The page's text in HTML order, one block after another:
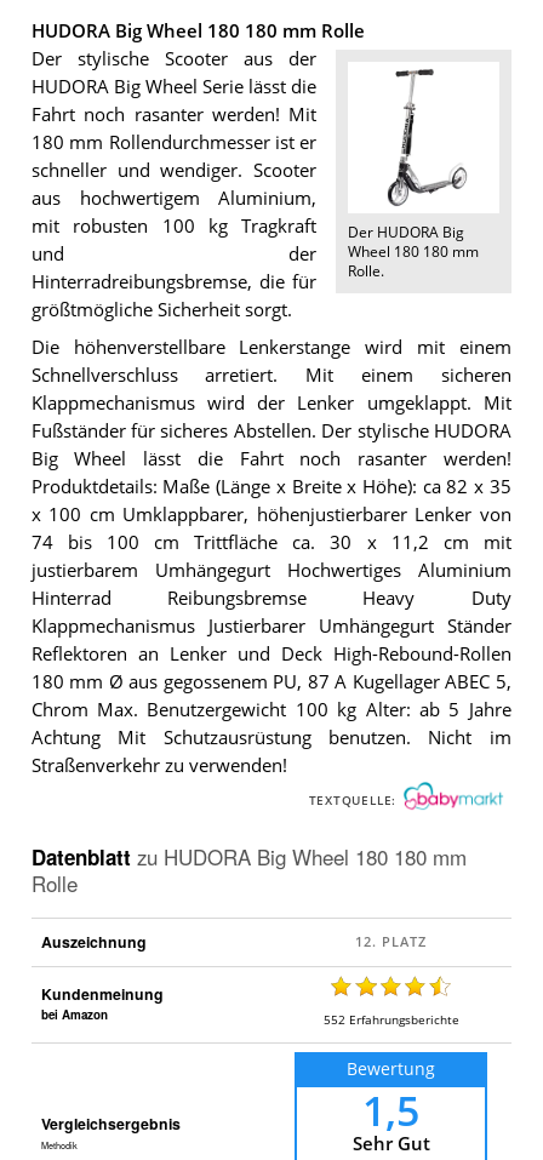
HUDORA Big Wheel 180 180 mm Rolle
Der HUDORA Big
Wheel 180 180 mm
Rolle.
Der stylische Scooter aus der
HUDORA Big Wheel Serie lässt die
Fahrt noch rasanter werden! Mit
180 mm Rollendurchmesser ist er
schneller und wendiger. Scooter
aus hochwertigem Aluminium,
mit robusten 100 kg Tragkraft
und der
Hinterradreibungsbremse, die für
größtmögliche Sicherheit sorgt.
Die höhenverstellbare Lenkerstange wird mit einem
Schnellverschluss arretiert. Mit einem sicheren
Klappmechanismus wird der Lenker umgeklappt. Mit
Fußständer für sicheres Abstellen. Der stylische HUDORA
Big Wheel lässt die Fahrt noch rasanter werden!
Produktdetails: Maße (Länge x Breite x Höhe): ca 82 x 35
x 100 cm Umklappbarer, höhenjustierbarer Lenker von
74 bis 100 cm Trittfläche ca. 30 x 11,2 cm mit
justierbarem Umhängegurt Hochwertiges Aluminium
Hinterrad Reibungsbremse Heavy Duty
Klappmechanismus Justierbarer Umhängegurt Ständer
Reflektoren an Lenker und Deck High-Rebound-Rollen
180 mm Ø aus gegossenem PU, 87 A Kugellager ABEC 5,
Chrom Max. Benutzergewicht 100 kg Alter: ab 5 Jahre
Achtung Mit Schutzausrüstung benutzen. Nicht im
Straßenverkehr zu verwenden!
TEXTQUELLE:
Datenblatt zu HUDORA Big Wheel 180 180 mm
Rolle
Auszeichnung
Kundenmeinung
bei Amazon 552 Erfahrungsberichte
Vergleichsergebnis
Methodik
Bewertung
1,5
Sehr Gut